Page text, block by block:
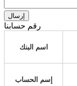
إرسال
رقم حسابنا
اسم البنك
إسم الحساب